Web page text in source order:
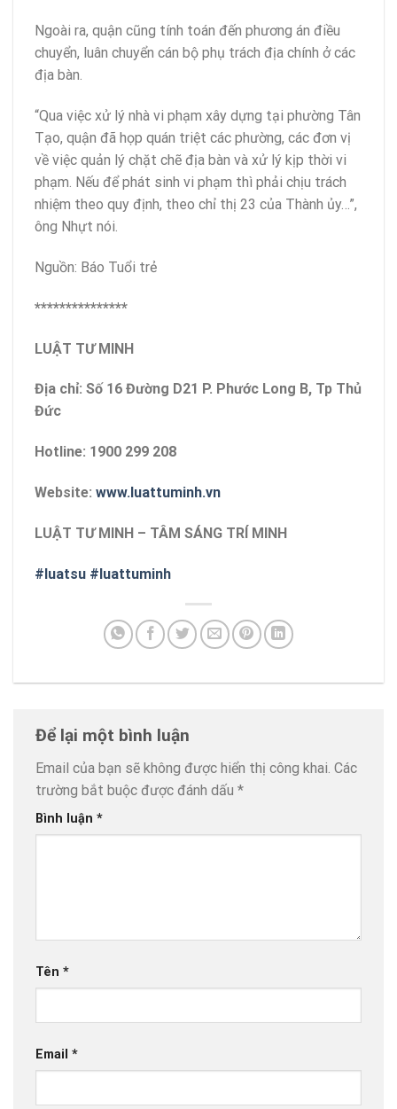
Ngoài ra, quận cũng tính toán đến phương án điều
chuyển, luân chuyển cán bộ phụ trách địa chính ở các
địa bàn.
“Qua việc xử lý nhà vi phạm xây dựng tại phường Tân
Tạo, quận đã họp quán triệt các phường, các đơn vị
về việc quản lý chặt chẽ địa bàn và xử lý kịp thời vi
phạm. Nếu để phát sinh vi phạm thì phải chịu trách
nhiệm theo quy định, theo chỉ thị 23 của Thành ủy…”,
ông Nhựt nói.
Nguồn: Báo Tuổi trẻ
***************
LUẬT TƯ MINH
Địa chỉ: Số 16 Đường D21 P. Phước Long B, Tp Thủ
Đức
Hotline: 1900 299 208
Website: www.luattuminh.vn
LUẬT TƯ MINH – TÂM SÁNG TRÍ MINH
#luatsu #luattuminh
Để lại một bình luận
Email của bạn sẽ không được hiển thị công khai. Các
trường bắt buộc được đánh dấu *
Bình luận *
Tên *
Email *